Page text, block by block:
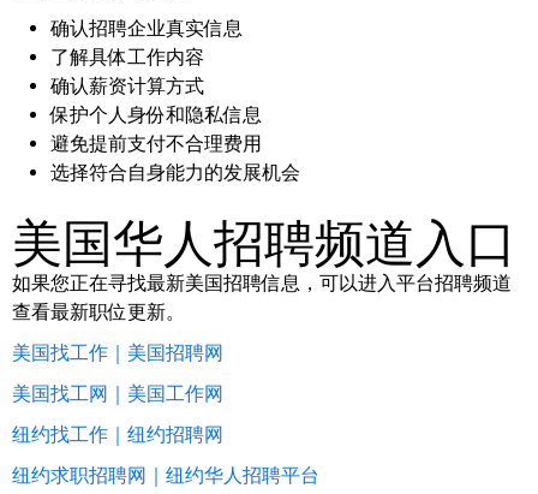
确认招聘企业真实信息
了解具体工作内容
确认薪资计算方式
保护个人身份和隐私信息
避免提前支付不合理费用
选择符合自身能力的发展机会
美国华人招聘频道入口
如果您正在寻找最新美国招聘信息，可以进入平台招聘频道
查看最新职位更新。
美国找工作｜美国招聘网
美国找工网｜美国工作网
纽约找工作｜纽约招聘网
纽约求职招聘网｜纽约华人招聘平台